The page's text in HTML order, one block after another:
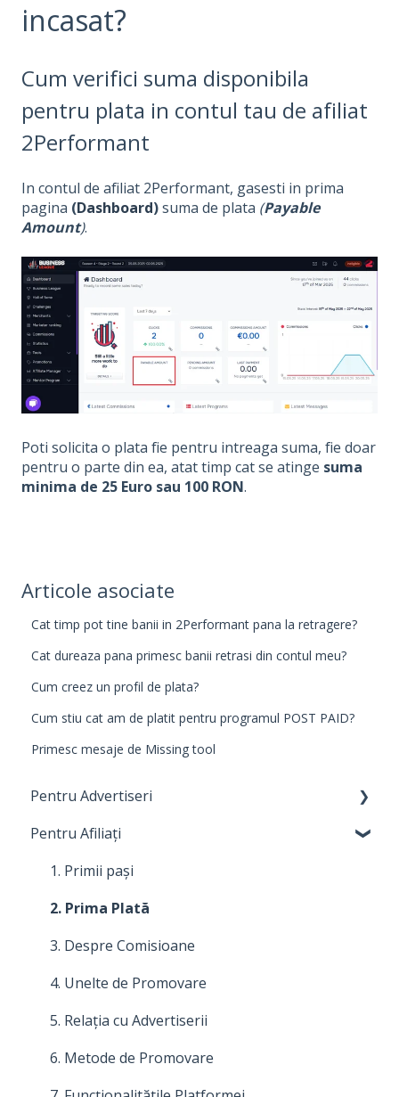
incasat?
Cum verifici suma disponibila
pentru plata in contul tau de afiliat
2Performant
In contul de afiliat 2Performant, gasesti in prima
pagina (Dashboard)suma de plata (Payable
Amount).
Poti solicita o plata fie pentru intreaga suma, fie doar
pentru o parte din ea, atat timp cat se atinge suma
minima de 25 Euro sau 100 RON.
Articole asociate
Cat timp pot tine banii in 2Performant pana la retragere?
Cat dureaza pana primesc banii retrasi din contul meu?
Cum creez un profil de plata?
Cum stiu cat am de platit pentru programul POST PAID?
Primesc mesaje de Missing tool
Pentru Advertiseri
1. Primi pași
2. Costuri, plăți și facturare
3. Relația cu Afiliații
4. Despre comisioane
5. Cum să îți îmbunătățești programul de
Pentru Afiliați
1. Primii pași
2. Prima Plată
3. Despre Comisioane
4. Unelte de Promovare
5. Relația cu Advertiserii
6. Metode de Promovare